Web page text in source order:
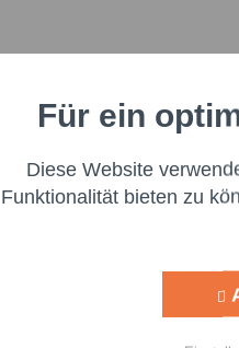
Funktionale
Marketing
Für ein
Diese Website
Funktionalität bieten zu